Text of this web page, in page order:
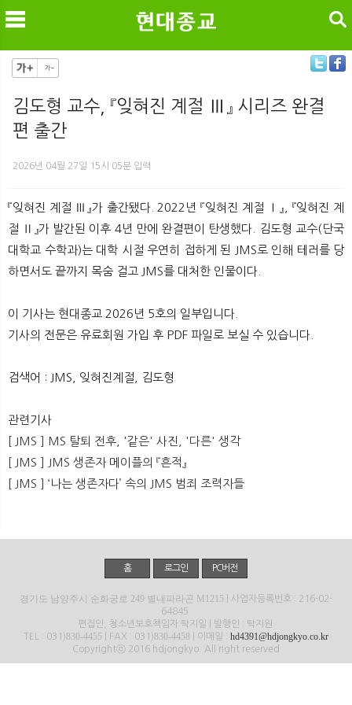
메
검색
김도형 교수, 『잊혀진 계절 Ⅲ』 시리즈 완결
편 출간
2026년 04월 27일 15시 05분 입력
『잊혀진 계절 Ⅲ』가 출간됐다. 2022년 『잊혀진 계절 Ⅰ』, 『잊혀진 계
절 Ⅱ』가 발간된 이후 4년 만에 완결편이 탄생했다. 김도형 교수(단국
대학교 수학과)는 대학 시절 우연히 접하게 된 JMS로 인해 테러를 당
하면서도 끝까지 목숨 걸고 JMS를 대처한 인물이다.
이 기사는 현대종교 2026년 5호의 일부입니다.
기사의 전문은 유료회원 가입 후 PDF 파일로 보실 수 있습니다.
검색어 : JMS, 잊혀진계절, 김도형
관련기사
[ JMS ] MS 탈퇴 전후, '같은' 사진, '다른' 생각
[ JMS ] JMS 생존자 메이플의 『흔적』
[ JMS ] ‘나는 생존자다’ 속의 JMS 범죄 조력자들
홈 로그인 PC버전
경기도 남양주시 순화궁로 249 별내파라곤 M1215 | 사업자등록번호 : 216-02-
64845
편집인, 청소년보호책임자:탁지일 | 발행인 : 탁지원
TEL : 031)830-4455 | FAX : 031)830-4458 | 이메일 : hd4391@hdjongkyo.co.kr
Copyrightⓒ 2016 hdjongkyo. All right reserved